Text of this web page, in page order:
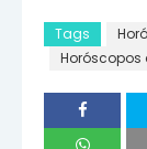
Tags
Horóscopos